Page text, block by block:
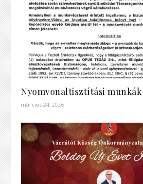
Nyomvonaltisztítási munkák
március 24, 2026